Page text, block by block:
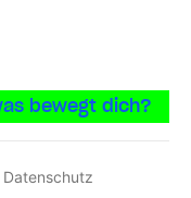
bewegt dich?
Datenschutz